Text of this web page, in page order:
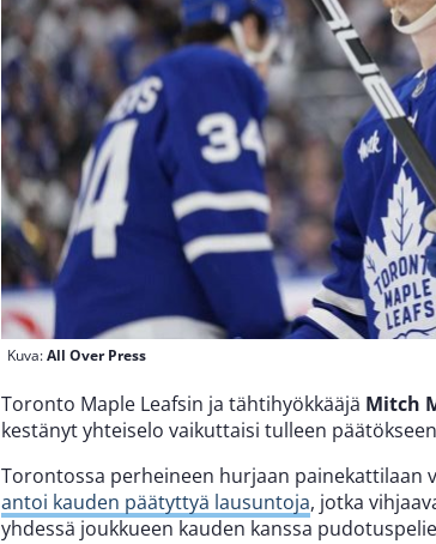
Kuva:All Over Press
Toronto Maple Leafsin ja tähtihyökkääjä Mitch
kestänyt yhteiselo vaikuttaisi tulleen
Torontossa perheineen hurjaan painekattilaan
antoi kauden päätyttyä lausuntoja, jotka
yhdessä joukkueen kauden kanssa